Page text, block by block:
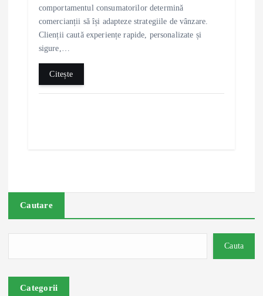
comportamentul consumatorilor determină
comercianții să își adapteze strategiile de vânzare.
Clienții caută experiențe rapide, personalizate și
sigure,…
Citește
Cautare
Cauta
Categorii